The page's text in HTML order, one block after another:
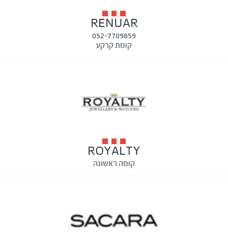
RENUAR
052-7709859
קומת קרקע
ROYALTY
קומה ראשונה